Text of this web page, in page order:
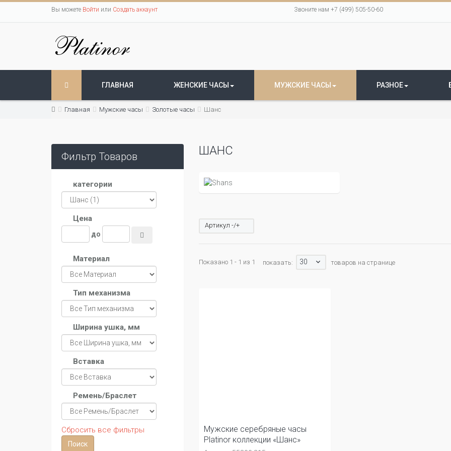
Вы можете Войти или Создать аккаунт Звоните нам +7 (499) 505-50-60
ГЛАВНАЯ ЖЕНСКИЕ ЧАСЫ МУЖСКИЕ ЧАСЫ РАЗНОЕ
Главная Мужские часы Золотые часы Шанс
Фильтр Товаров
категории
Цена
до
Материал
Тип механизма
Ширина ушка, мм
Вставка
Ремень/Браслет
Сбросить все фильтры
ШАНС
Артикул -/+
Показано 1 - 1 из 1 показать: 30 товаров на странице
Мужские серебряные часы
Platinor коллекции «Шанс»